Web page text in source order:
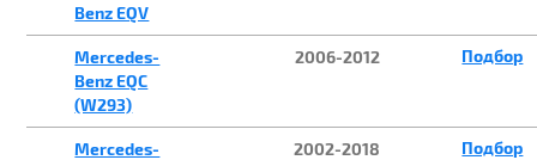
Benz EQV
Mercedes-
Benz EQC
(W293)
2006-2012 Подбор
Mercedes-
2002-2018 Подбор